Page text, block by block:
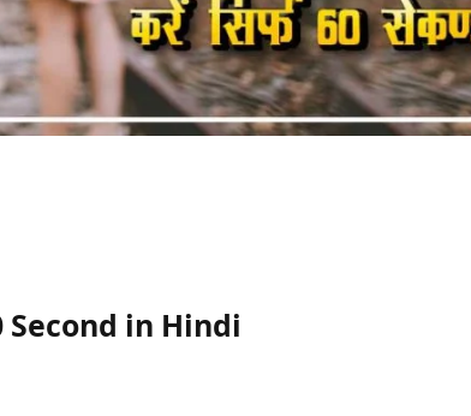
in Hindi